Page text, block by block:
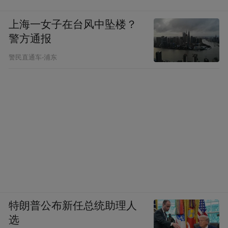
上海一女子在台风中坠楼？
警方通报
警民直通车-浦东
特朗普公布新任总统助理人
选